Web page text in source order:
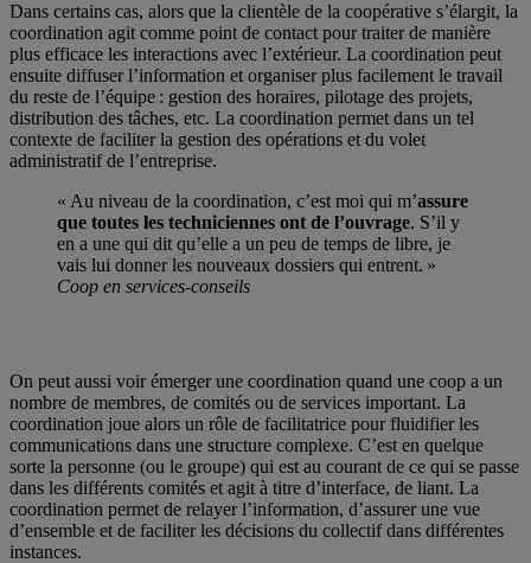
Dans certains cas, alors que la clientèle de la coopérative s’élargit, la
coordination agit comme point de contact pour traiter de manière
plus efficace les interactions avec l’extérieur. La coordination peut
ensuite diffuser l’information et organiser plus facilement le travail
du reste de l’équipe : gestion des horaires, pilotage des projets,
distribution des tâches, etc. La coordination permet dans un tel
contexte de faciliter la gestion des opérations et du volet
administratif de l’entreprise.
« Au niveau de la coordination, c’est moi qui m’assure
que toutes les techniciennes ont de l’ouvrage. S’il y
en a une qui dit qu’elle a un peu de temps de libre, je
vais lui donner les nouveaux dossiers qui entrent. »
Coop en services-conseils
On peut aussi voir émerger une coordination quand une coop a un
nombre de membres, de comités ou de services important. La
coordination joue alors un rôle de facilitatrice pour fluidifier les
communications dans une structure complexe. C’est en quelque
sorte la personne (ou le groupe) qui est au courant de ce qui se passe
dans les différents comités et agit à titre d’interface, de liant. La
coordination permet de relayer l’information, d’assurer une vue
d’ensemble et de faciliter les décisions du collectif dans différentes
instances.